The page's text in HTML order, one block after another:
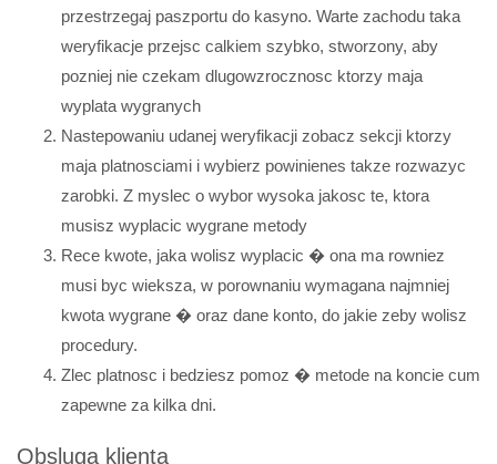
przestrzegaj paszportu do kasyno. Warte zachodu taka
weryfikacje przejsc calkiem szybko, stworzony, aby
pozniej nie czekam dlugowzrocznosc ktorzy maja
wyplata wygranych
Nastepowaniu udanej weryfikacji zobacz sekcji ktorzy
maja platnosciami i wybierz powinienes takze rozwazyc
zarobki. Z myslec o wybor wysoka jakosc te, ktora
musisz wyplacic wygrane metody
Rece kwote, jaka wolisz wyplacic � ona ma rowniez
musi byc wieksza, w porownaniu wymagana najmniej
kwota wygrane � oraz dane konto, do jakie zeby wolisz
procedury.
Zlec platnosc i bedziesz pomoz � metode na koncie cum
zapewne za kilka dni.
Obsluga klienta